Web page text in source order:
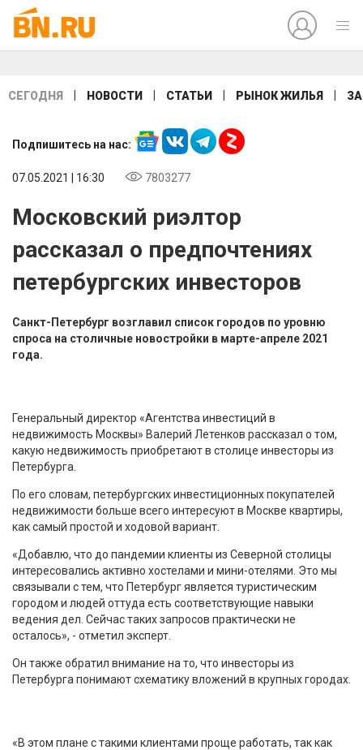
СЕГОДНЯ НОВОСТИ СТАТЬИ РЫНОК ЖИЛЬЯ
Подпишитесь на нас:
07.05.2021 | 16:30 7803277
Московский риэлтор
рассказал о предпочтениях
петербургских инвесторов
Санкт-Петербург возглавил список городов по уровню
спроса на столичные новостройки в марте-апреле 2021
года.
Генеральный директор «Агентства инвестиций в
недвижимость Москвы» Валерий Летенков рассказал о том,
какую недвижимость приобретают в столице инвесторы из
Петербурга.
По его словам, петербургских инвестиционных покупателей
недвижимости больше всего интересуют в Москве квартиры,
как самый простой и ходовой вариант.
«Добавлю, что до пандемии клиенты из Северной столицы
интересовались активно хостелами и мини-отелями. Это мы
связывали с тем, что Петербург является туристическим
городом и людей оттуда есть соответствующие навыки
ведения дел. Сейчас таких запросов практически не
осталось», - отметил эксперт.
Он также обратил внимание на то, что инвесторы из
Петербурга понимают схематику вложений в крупных городах.
«В этом плане с такими клиентами проще работать, так как